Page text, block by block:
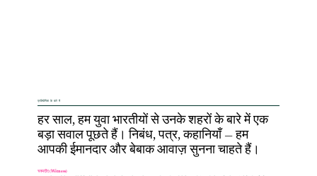
प्रतियोगिता के बारे में
हर साल, हम युवा भारतीयों से उनके शहरों के बारे में एक
बड़ा सवाल पूछते हैं। निबंध, पत्र, कहानियाँ — हम
आपकी ईमानदार और बेबाक आवाज़ सुनना चाहते हैं।
चश्मदीद (Witness)